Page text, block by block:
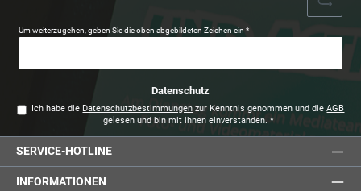
Um weiterzugehen, geben Sie die oben abgebildeten Zeichen ein*
Datenschutz
Ich habe die Datenschutzbestimmungen zur Kenntnis genommen und dieAGB
gelesen und bin mit ihnen einverstanden. *
SERVICE-HOTLINE
INFORMATIONEN